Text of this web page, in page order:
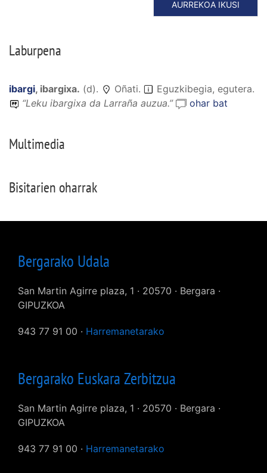
AURREKOA IKUSI
Laburpena
ibargi, ibargixa. (d). Oñati.
Eguzkibegia, egutera.
“Leku ibargixa da Larraña auzua.” ohar bat
Multimedia
Bisitarien oharrak
Bergarako Udala
San Martin Agirre plaza, 1 · 20570 · Bergara ·
GIPUZKOA
943 77 91 00 · Harremanetarako
Bergarako Euskara Zerbitzua
San Martin Agirre plaza, 1 · 20570 · Bergara ·
GIPUZKOA
943 77 91 00 · Harremanetarako